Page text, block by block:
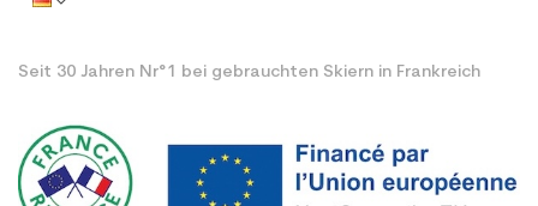
Seit 30 Jahren Nr°1 bei gebrauchten Skiern in Frankreich